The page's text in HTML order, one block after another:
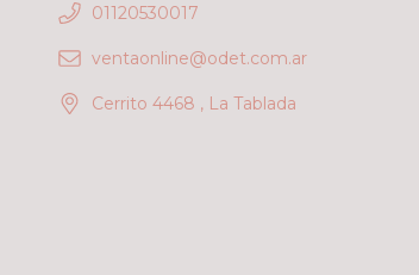
01120530017
ventaonline@odet.com.ar
Cerrito 4468 , La Tablada